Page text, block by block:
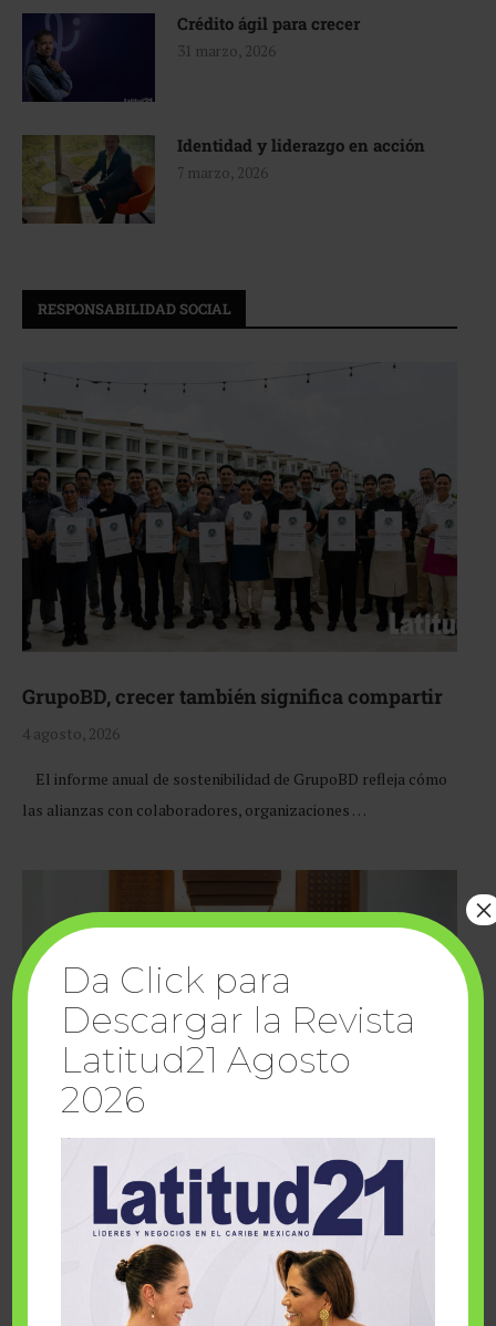
Crédito ágil para crecer
31 marzo, 2026
Identidad y liderazgo en acción
7 marzo, 2026
RESPONSABILIDAD SOCIAL
GrupoBD, crecer también significa compartir
4 agosto, 2026
El informe anual de sostenibilidad de GrupoBD refleja cómo
las alianzas con colaboradores, organizaciones …
Cuando la solidaridad inspira; cumplen
sueños Fairmont Mayakoba y Make-A-Wish
Da Click para
Descargar la Revista
Latitud21 Agosto
2026
×